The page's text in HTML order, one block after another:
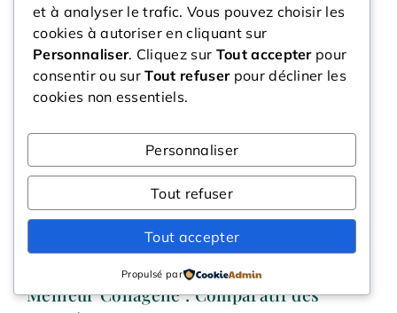
Meilleur Collagène : Comparatif des
et à analyser le trafic. Vous pouvez choisir les
cookies à autoriser en cliquant sur
Personnaliser. Cliquez sur Tout accepterpour
consentir ou surTout refuserpour décliner les
cookies non essentiels.
Personnaliser
Tout refuser
Tout accepter
Propulsé par